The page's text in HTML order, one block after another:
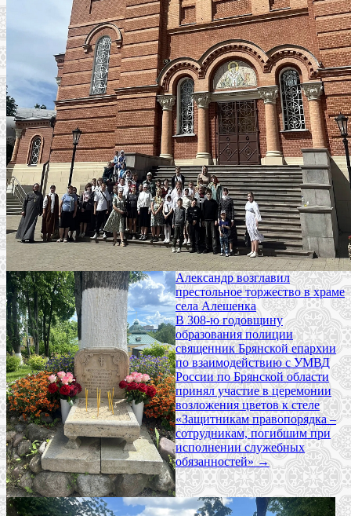
Александр возглавил
престольное торжество в храме
села Алешенка
В 308-ю годовщину
образования полиции
священник Брянской епархии
по взаимодействию с УМВД
России по Брянской области
принял участие в церемонии
возложения цветов к стеле
«Защитникам правопорядка –
сотрудникам, погибшим при
исполнении служебных
обязанностей»→